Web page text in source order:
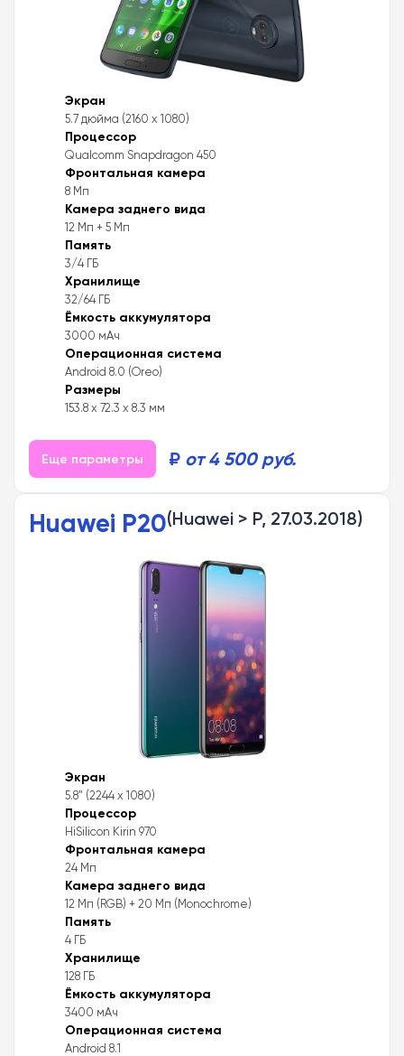
Экран
5.7 дюйма (2160 x 1080)
Процессор
Qualcomm Snapdragon 450
Фронтальная камера
8 Мп
Камера заднего вида
12 Мп + 5 Мп
Память
3/4 ГБ
Хранилище
32/64 ГБ
Ёмкость аккумулятора
3000 мАч
Операционная система
Android 8.0 (Oreo)
Размеры
153.8 x 72.3 x 8.3 мм
Еще параметры ₽ от 4 500 руб.
Huawei P20(Huawei > P, 27.03.2018)
Экран
5.8" (2244 x 1080)
Процессор
HiSilicon Kirin 970
Фронтальная камера
24 Мп
Камера заднего вида
12 Мп (RGB) + 20 Мп (Monochrome)
Память
4 ГБ
Хранилище
128 ГБ
Ёмкость аккумулятора
3400 мАч
Операционная система
Android 8.1